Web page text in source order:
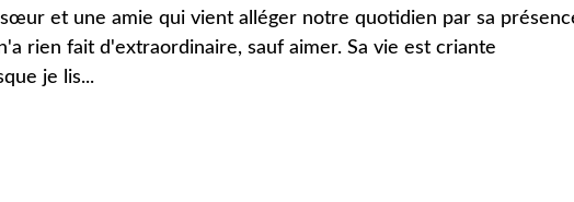
et une amie qui vient alléger notre quotidien par sa
rien fait d'extraordinaire, sauf aimer. Sa vie est criante
je lis...